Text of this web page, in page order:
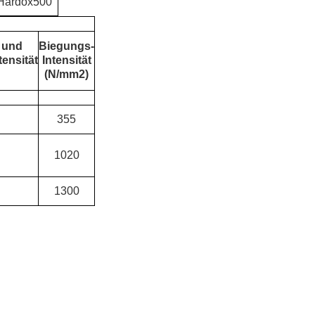
Biegungs-
Intensität
(N/mm2)
355
1020
1300